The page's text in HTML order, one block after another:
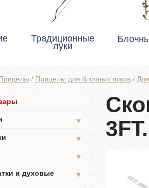
Традиционные
луки
/ Прицелы для блочных луков /
▼
▼
▼
и духовые
▼